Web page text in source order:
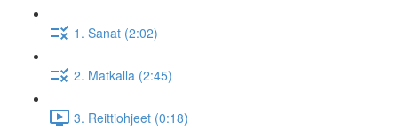
1. Sanat (2:02)
2. Matkalla (2:45)
3. Reittiohjeet (0:18)